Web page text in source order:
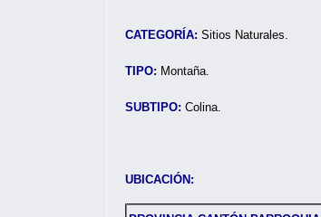
CATEGORÍA: Sitios Naturales.
TIPO: Montaña.
SUBTIPO: Colina.
UBICACIÓN: